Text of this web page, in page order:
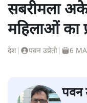
सबरीमला
महिलाओं का
देश पवन उप्रेती 6